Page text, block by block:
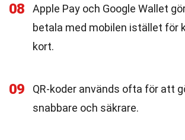
08
Apple Pay och Google Wallet
betala med mobilen istället för
kort.
09
QR-koder används ofta för att
snabbare och säkrare.